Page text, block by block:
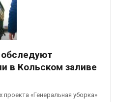
в Кольском заливе
«Генеральная уборка»